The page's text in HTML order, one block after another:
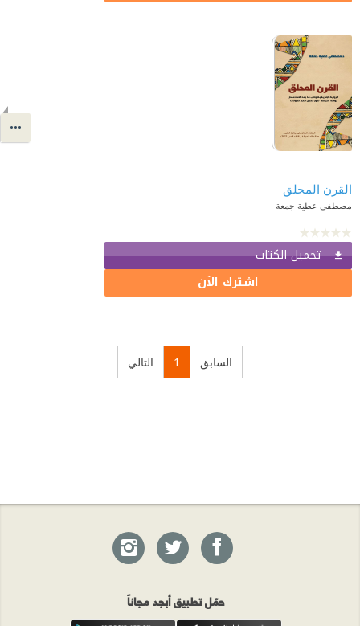
القرن المحلق
مصطفى عطية جمعة
تحميل الكتاب
اشترك الآن
السابق 1 التالي
حمّل تطبيق أبجد مجاناً